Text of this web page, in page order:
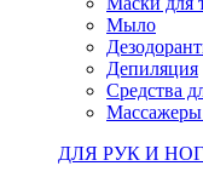
Мыло
Депиляция
Средства
Массажеры
ДЛЯ РУК И НОГ